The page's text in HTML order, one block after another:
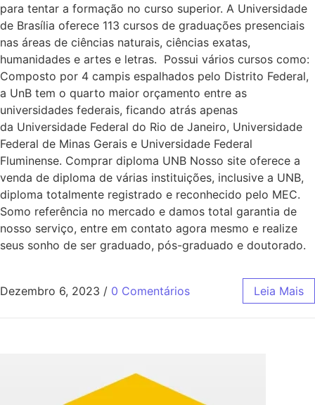
para tentar a formação no curso superior. A Universidade
de Brasília oferece 113 cursos de graduações presenciais
nas áreas de ciências naturais, ciências exatas,
humanidades e artes e letras. Possui vários cursos como:
Composto por 4 campis espalhados pelo Distrito Federal,
a UnB tem o quarto maior orçamento entre as
universidades federais, ficando atrás apenas
da Universidade Federal do Rio de Janeiro, Universidade
Federal de Minas Gerais e Universidade Federal
Fluminense. Comprar diploma UNB Nosso site oferece a
venda de diploma de várias instituições, inclusive a UNB,
diploma totalmente registrado e reconhecido pelo MEC.
Somo referência no mercado e damos total garantia de
nosso serviço, entre em contato agora mesmo e realize
seus sonho de ser graduado, pós-graduado e doutorado.
Dezembro 6, 2023 / 0 Comentários Leia Mais